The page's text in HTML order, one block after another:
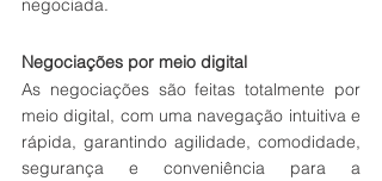
negociada.
Negociações por meio digital
As negociações são feitas totalmente por
meio digital, com uma navegação intuitiva e
rápida, garantindo agilidade, comodidade,
segurança e conveniência para a